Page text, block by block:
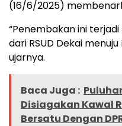
(16/6/2025)
“Penembakan ini
dari RSUD Dekai
ujarnya.
Baca Juga :
Disiagakan Kawal
Bersatu Dengan